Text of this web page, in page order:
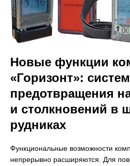
Новые функции
«Горизонт»:
предотвращения
и столкновений в
рудниках
Функциональные возможности
непрерывно расширяются. Для